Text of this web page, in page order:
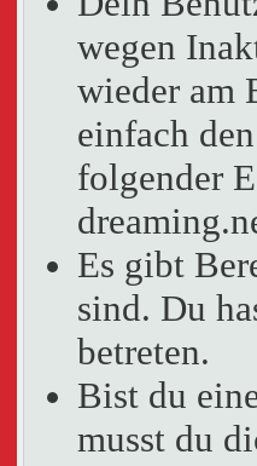
wegen
wieder am
einfach
folgender
Es gibt
sind. Du
betreten.
Bist du
musst du